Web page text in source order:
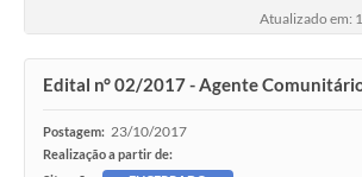
Atualizado em:
Edital n° 02/2017 - Agente
Postagem: 23/10/2017
Realização a partir de: